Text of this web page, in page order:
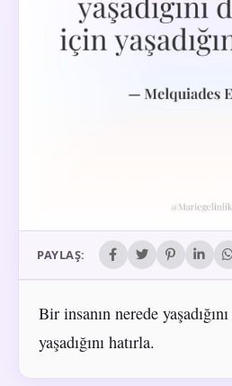
PAYLAŞ:
Bir insanın nerede
yaşadığını hatırla.